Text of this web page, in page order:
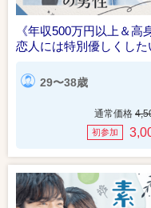
《年収500万円以上＆高
恋人には特別優しくした
29〜38歳
通常価格
初参加